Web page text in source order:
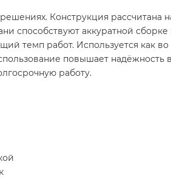
Конструкция
способствуют аккуратной
темп работ. Используется как
повышает надёжность
работу.